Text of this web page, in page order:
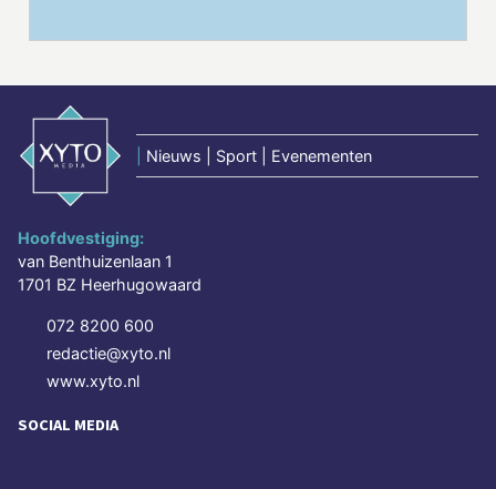
Nieuws | Sport | Evenementen
Hoofdvestiging:
van Benthuizenlaan 1
1701 BZ Heerhugowaard
072 8200 600
redactie@xyto.nl
www.xyto.nl
SOCIAL MEDIA